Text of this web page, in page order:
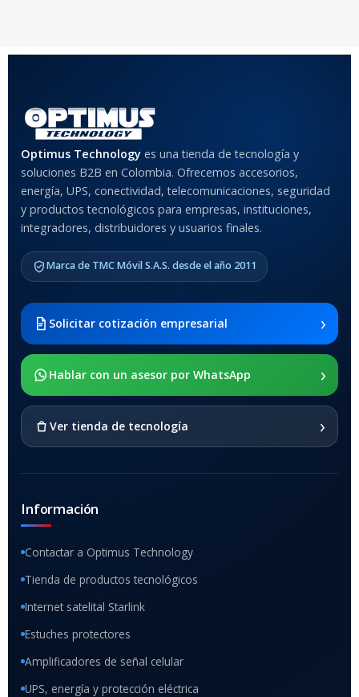
COLOR
Anti-Shock
MODELO DE TABLETS
COMPATIBLES
2021 SM-x200 / Samsung
Galaxy Tab A8 10.5 2021 SM-
x205
SOPORTE DE APOYO
Optimus Technology es una tienda de tecnología y
soluciones B2B en Colombia. Ofrecemos accesorios,
energía, UPS, conectividad, telecomunicaciones, seguridad
y productos tecnológicos para empresas, instituciones,
integradores, distribuidores y usuarios finales.
Marca de TMC Móvil S.A.S. desde el año 2011
Solicitar cotización empresarial ›
Hablar con un asesor por WhatsApp ›
Ver tienda de tecnología ›
Información
Contactar a Optimus Technology
Tienda de productos tecnológicos
Internet satelital Starlink
Estuches protectores
Amplificadores de señal celular
UPS, energía y protección eléctrica